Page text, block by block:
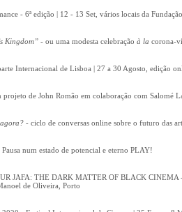
- 6ª edição | 12 - 13 Set, vários locais da
Kingdom” - ou uma modesta celebração à la corona-
Internacional de Lisboa | 27 a 30 Agosto, edição
projeto de John Romão em colaboração com Salomé
- ciclo de conversas online sobre o futuro das
num estado de potencial e eterno PLAY!
JAFA: THE DARK MATTER OF BLACK
de Oliveira, Porto